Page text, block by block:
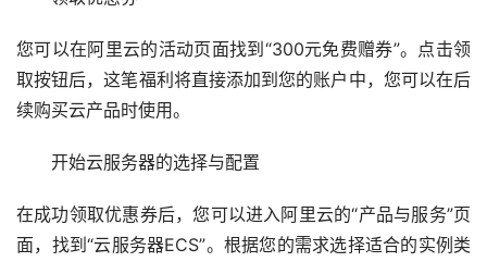
您可以在阿里云的活动页面找到“300元免费赠券”。点击领
取按钮后，这笔福利将直接添加到您的账户中，您可以在后
续购买云产品时使用。
开始云服务器的选择与配置
在成功领取优惠券后，您可以进入阿里云的“产品与服务”页
面，找到“云服务器ECS”。根据您的需求选择适合的实例类